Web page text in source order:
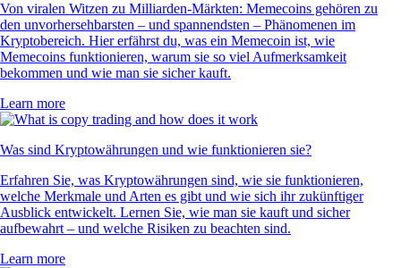
Von viralen Witzen zu Milliarden-Märkten: Memecoins gehören zu
den unvorhersehbarsten – und spannendsten – Phänomenen im
Kryptobereich. Hier erfährst du, was ein Memecoin ist, wie
Memecoins funktionieren, warum sie so viel Aufmerksamkeit
bekommen und wie man sie sicher kauft.
Learn more
Was sind Kryptowährungen und wie funktionieren sie?
Erfahren Sie, was Kryptowährungen sind, wie sie funktionieren,
welche Merkmale und Arten es gibt und wie sich ihr zukünftiger
Ausblick entwickelt. Lernen Sie, wie man sie kauft und sicher
aufbewahrt – und welche Risiken zu beachten sind.
Learn more